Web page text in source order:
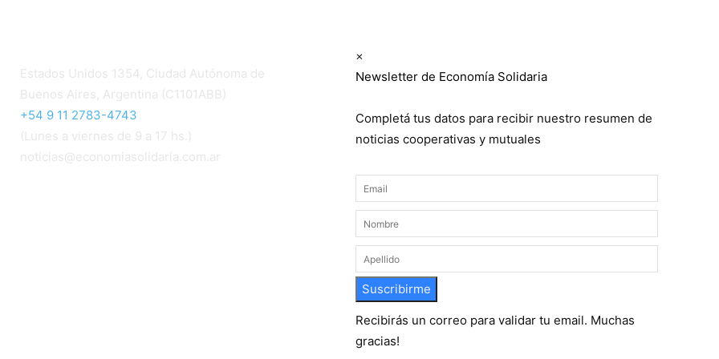
Estados Unidos 1354, Ciudad Autónoma de
Buenos Aires, Argentina (C1101ABB)
+54 9 11 2783-4743
(Lunes a viernes de 9 a 17 hs.)
noticias@economiasolidaria.com.ar
×
Newsletter de Economía Solidaria
Completá tus datos para recibir nuestro resumen de
noticias cooperativas y mutuales
Suscribirme
Recibirás un correo para validar tu email. Muchas
gracias!